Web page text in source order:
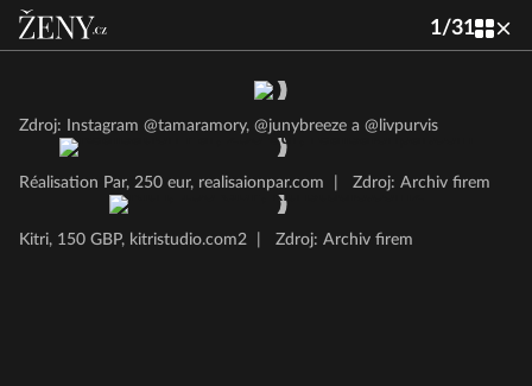
1/31
Zdroj: Instagram @tamaramory, @junybreeze a @livpurvis
Réalisation Par, 250 eur, realisaionpar.com Zdroj: Archiv firem
Kitri, 150 GBP, kitristudio.com2 Zdroj: Archiv firem